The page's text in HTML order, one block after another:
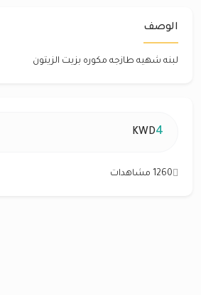
الوصف
لبنه شهيه طازجه مكوره بزيت الزيتون
4
KWD
1260 مشاهدات